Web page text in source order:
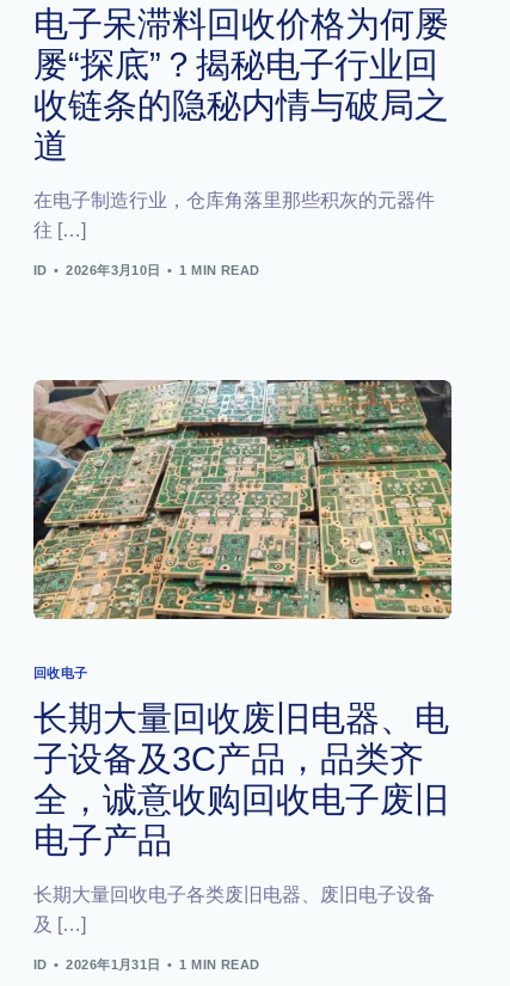
电子呆滞料回收价格为何屡
屡“探底”？揭秘电子行业回
收链条的隐秘内情与破局之
道
在电子制造行业，仓库角落里那些积灰的元器件
往 […]
ID 2026年3月10日 1 MIN READ
回收电子
长期大量回收废旧电器、电
子设备及3C产品，品类齐
全，诚意收购回收电子废旧
电子产品
长期大量回收电子各类废旧电器、废旧电子设备
及 […]
ID 2026年1月31日 1 MIN READ